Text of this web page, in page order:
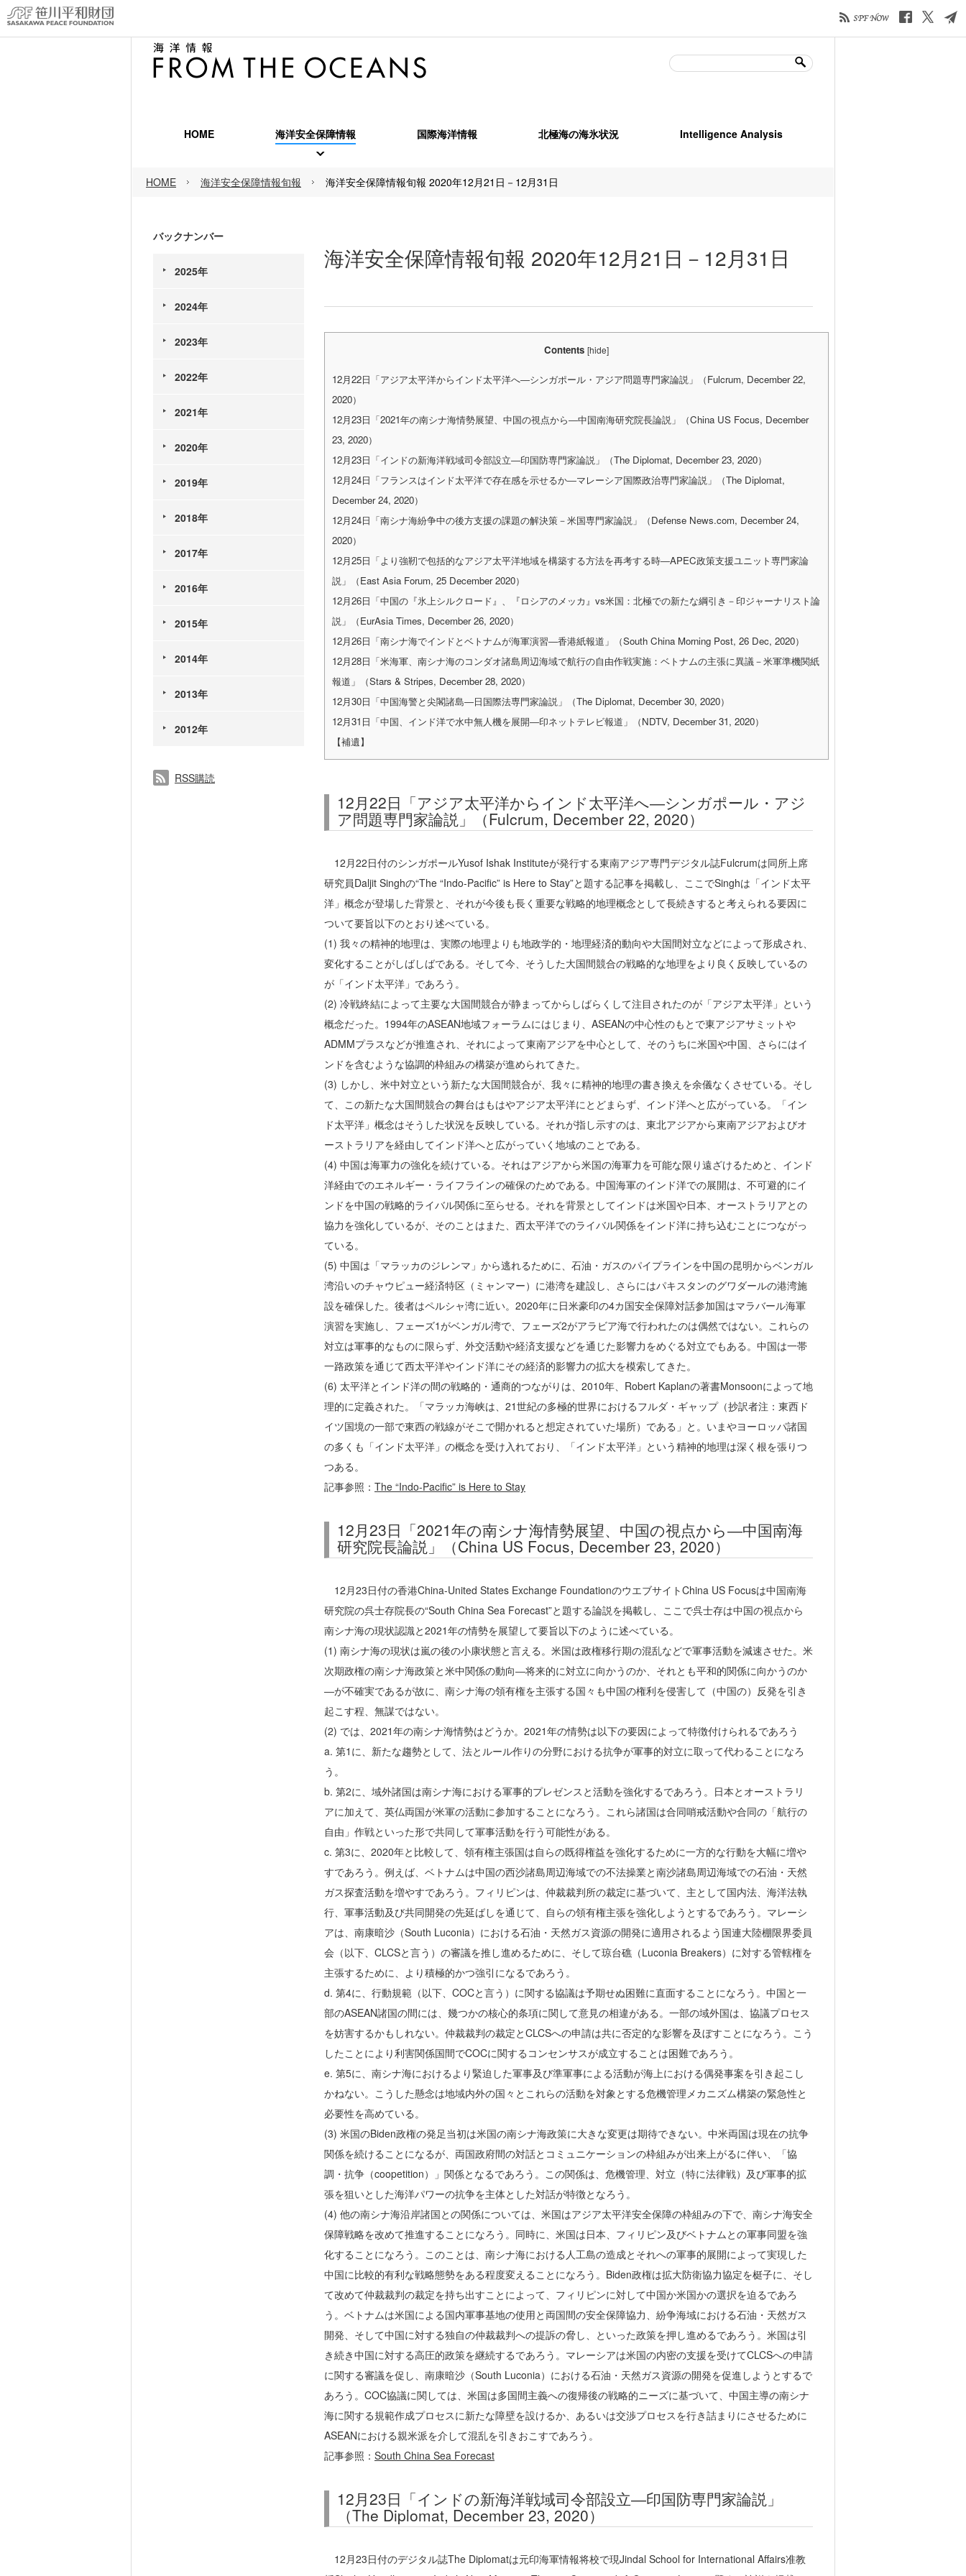
HOME 海洋安全保障情報
海洋安全保障情報旬報
OPRF MARINT Monthly Report
国際海洋情報 北極海の海氷状況 Intelligence Analysis
HOME 海洋安全保障情報旬報 海洋安全保障情報旬報 2020年12月21日－12月31日
海洋安全保障情報旬報 2020年12月21日－12月31日
Contents [hide]
12月22日「アジア太平洋からインド太平洋へ―シンガポール・アジア問題専門家論説」（Fulcrum, December 22,
2020）
12月23日「2021年の南シナ海情勢展望、中国の視点から―中国南海研究院長論説」（China US Focus, December
23, 2020）
12月23日「インドの新海洋戦域司令部設立―印国防専門家論説」（The Diplomat, December 23, 2020）
12月24日「フランスはインド太平洋で存在感を示せるか―マレーシア国際政治専門家論説」（The Diplomat,
December 24, 2020）
12月24日「南シナ海紛争中の後方支援の課題の解決策－米国専門家論説」（Defense News.com, December 24,
2020）
12月25日「より強靭で包括的なアジア太平洋地域を構築する方法を再考する時―APEC政策支援ユニット専門家論
説」（East Asia Forum, 25 December 2020）
12月26日「中国の『氷上シルクロード』、『ロシアのメッカ』vs米国：北極での新たな綱引き－印ジャーナリスト論
説」（EurAsia Times, December 26, 2020）
12月26日「南シナ海でインドとベトナムが海軍演習―香港紙報道」（South China Morning Post, 26 Dec, 2020）
12月28日「米海軍、南シナ海のコンダオ諸島周辺海域で航行の自由作戦実施：ベトナムの主張に異議－米軍準機関紙
報道」（Stars & Stripes, December 28, 2020）
12月30日「中国海警と尖閣諸島―日国際法専門家論説」（The Diplomat, December 30, 2020）
12月31日「中国、インド洋で水中無人機を展開―印ネットテレビ報道」（NDTV, December 31, 2020）
【補遺】
12月22日「アジア太平洋からインド太平洋へ―シンガポール・アジ
ア問題専門家論説」（Fulcrum, December 22, 2020）
12月22日付のシンガポールYusof Ishak Instituteが発行する東南アジア専門デジタル誌Fulcrumは同所上席
研究員Daljit Singhの“The “Indo-Pacific” is Here to Stay”と題する記事を掲載し、ここでSinghは「インド太平
洋」概念が登場した背景と、それが今後も長く重要な戦略的地理概念として長続きすると考えられる要因に
ついて要旨以下のとおり述べている。
(1) 我々の精神的地理は、実際の地理よりも地政学的・地理経済的動向や大国間対立などによって形成され、
変化することがしばしばである。そして今、そうした大国間競合の戦略的な地理をより良く反映しているの
が「インド太平洋」であろう。
(2) 冷戦終結によって主要な大国間競合が静まってからしばらくして注目されたのが「アジア太平洋」という
概念だった。1994年のASEAN地域フォーラムにはじまり、ASEANの中心性のもとで東アジアサミットや
ADMMプラスなどが推進され、それによって東南アジアを中心として、そのうちに米国や中国、さらにはイ
ンドを含むような協調的枠組みの構築が進められてきた。
(3) しかし、米中対立という新たな大国間競合が、我々に精神的地理の書き換えを余儀なくさせている。そし
て、この新たな大国間競合の舞台はもはやアジア太平洋にとどまらず、インド洋へと広がっている。「イン
ド太平洋」概念はそうした状況を反映している。それが指し示すのは、東北アジアから東南アジアおよびオ
ーストラリアを経由してインド洋へと広がっていく地域のことである。
(4) 中国は海軍力の強化を続けている。それはアジアから米国の海軍力を可能な限り遠ざけるためと、インド
洋経由でのエネルギー・ライフラインの確保のためである。中国海軍のインド洋での展開は、不可避的にイ
ンドを中国の戦略的ライバル関係に至らせる。それを背景としてインドは米国や日本、オーストラリアとの
協力を強化しているが、そのことはまた、西太平洋でのライバル関係をインド洋に持ち込むことにつながっ
ている。
(5) 中国は「マラッカのジレンマ」から逃れるために、石油・ガスのパイプラインを中国の昆明からベンガル
湾沿いのチャウピュー経済特区（ミャンマー）に港湾を建設し、さらにはパキスタンのグワダールの港湾施
設を確保した。後者はペルシャ湾に近い。2020年に日米豪印の4カ国安全保障対話参加国はマラバール海軍
演習を実施し、フェーズ1がベンガル湾で、フェーズ2がアラビア海で行われたのは偶然ではない。これらの
対立は軍事的なものに限らず、外交活動や経済支援などを通じた影響力をめぐる対立でもある。中国は一帯
一路政策を通じて西太平洋やインド洋にその経済的影響力の拡大を模索してきた。
(6) 太平洋とインド洋の間の戦略的・通商的つながりは、2010年、Robert Kaplanの著書Monsoonによって地
理的に定義された。「マラッカ海峡は、21世紀の多極的世界におけるフルダ・ギャップ（抄訳者注：東西ド
イツ国境の一部で東西の戦線がそこで開かれると想定されていた場所）である」と。いまやヨーロッパ諸国
の多くも「インド太平洋」の概念を受け入れており、「インド太平洋」という精神的地理は深く根を張りつ
つある。
記事参照： The “Indo-Pacific” is Here to Stay
12月23日「2021年の南シナ海情勢展望、中国の視点から―中国南海
研究院長論説」（China US Focus, December 23, 2020）
12月23日付の香港China-United States Exchange FoundationのウエブサイトChina US Focusは中国南海
研究院の呉士存院長の“South China Sea Forecast”と題する論説を掲載し、ここで呉士存は中国の視点から
南シナ海の現状認識と2021年の情勢を展望して要旨以下のように述べている。
(1) 南シナ海の現状は嵐の後の小康状態と言える。米国は政権移行期の混乱などで軍事活動を減速させた。米
次期政権の南シナ海政策と米中関係の動向―将来的に対立に向かうのか、それとも平和的関係に向かうのか
―が不確実であるが故に、南シナ海の領有権を主張する国々も中国の権利を侵害して（中国の）反発を引き
起こす程、無謀ではない。
(2) では、2021年の南シナ海情勢はどうか。2021年の情勢は以下の要因によって特徴付けられるであろう
a. 第1に、新たな趨勢として、法とルール作りの分野における抗争が軍事的対立に取って代わることになろ
う。
b. 第2に、域外諸国は南シナ海における軍事的プレゼンスと活動を強化するであろう。日本とオーストラリ
アに加えて、英仏両国が米軍の活動に参加することになろう。これら諸国は合同哨戒活動や合同の「航行の
自由」作戦といった形で共同して軍事活動を行う可能性がある。
c. 第3に、2020年と比較して、領有権主張国は自らの既得権益を強化するために一方的な行動を大幅に増や
すであろう。例えば、ベトナムは中国の西沙諸島周辺海域での不法操業と南沙諸島周辺海域での石油・天然
ガス探査活動を増やすであろう。フィリピンは、仲裁裁判所の裁定に基づいて、主として国内法、海洋法執
行、軍事活動及び共同開発の先延ばしを通じて、自らの領有権主張を強化しようとするであろう。マレーシ
アは、南康暗沙（South Luconia）における石油・天然ガス資源の開発に適用されるよう国連大陸棚限界委員
会（以下、CLCSと言う）の審議を推し進めるために、そして琼台礁（Luconia Breakers）に対する管轄権を
主張するために、より積極的かつ強引になるであろう。
d. 第4に、行動規範（以下、COCと言う）に関する協議は予期せぬ困難に直面することになろう。中国と一
部のASEAN諸国の間には、幾つかの核心的条項に関して意見の相違がある。一部の域外国は、協議プロセス
を妨害するかもしれない。仲裁裁判の裁定とCLCSへの申請は共に否定的な影響を及ぼすことになろう。こう
したことにより利害関係国間でCOCに関するコンセンサスが成立することは困難であろう。
e. 第5に、南シナ海におけるより緊迫した軍事及び準軍事による活動が海上における偶発事案を引き起こし
かねない。こうした懸念は地域内外の国々とこれらの活動を対象とする危機管理メカニズム構築の緊急性と
必要性を高めている。
(3) 米国のBiden政権の発足当初は米国の南シナ海政策に大きな変更は期待できない。中米両国は現在の抗争
関係を続けることになるが、両国政府間の対話とコミュニケーションの枠組みが出来上がるに伴い、「協
調・抗争（coopetition）」関係となるであろう。この関係は、危機管理、対立（特に法律戦）及び軍事的拡
張を狙いとした海洋パワーの抗争を主体とした対話が特徴となろう。
(4) 他の南シナ海沿岸諸国との関係については、米国はアジア太平洋安全保障の枠組みの下で、南シナ海安全
保障戦略を改めて推進することになろう。同時に、米国は日本、フィリピン及びベトナムとの軍事同盟を強
化することになろう。このことは、南シナ海における人工島の造成とそれへの軍事的展開によって実現した
中国に比較的有利な戦略態勢をある程度変えることになろう。Biden政権は拡大防衛協力協定を梃子に、そし
て改めて仲裁裁判の裁定を持ち出すことによって、フィリピンに対して中国か米国かの選択を迫るであろ
う。ベトナムは米国による国内軍事基地の使用と両国間の安全保障協力、紛争海域における石油・天然ガス
開発、そして中国に対する独自の仲裁裁判への提訴の脅し、といった政策を押し進めるであろう。米国は引
き続き中国に対する高圧的政策を継続するであろう。マレーシアは米国の内密の支援を受けてCLCSへの申請
に関する審議を促し、南康暗沙（South Luconia）における石油・天然ガス資源の開発を促進しようとするで
あろう。COC協議に関しては、米国は多国間主義への復帰後の戦略的ニーズに基づいて、中国主導の南シナ
海に関する規範作成プロセスに新たな障壁を設けるか、あるいは交渉プロセスを行き詰まりにさせるために
ASEANにおける親米派を介して混乱を引きおこすであろう。
記事参照： South China Sea Forecast
12月23日「インドの新海洋戦域司令部設立―印国防専門家論説」
（The Diplomat, December 23, 2020）
12月23日付のデジタル誌The Diplomatは元印海軍情報将校で現Jindal School for International Affairs准教
バックナンバー
2025年
2024年
2023年
2022年
2021年
2020年
2019年
2018年
2017年
2016年
2015年
2014年
2013年
2012年
RSS購読